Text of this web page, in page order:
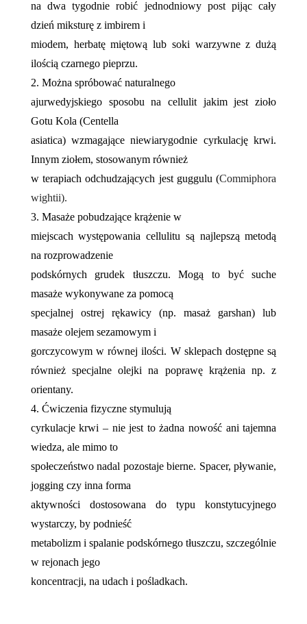
na dwa tygodnie robić jednodniowy post pijąc cały
dzień miksturę z imbirem i
miodem, herbatę miętową lub soki warzywne z dużą
ilością czarnego pieprzu.
2. Można spróbować naturalnego
ajurwedyjskiego sposobu na cellulit jakim jest zioło
Gotu Kola (Centella
asiatica) wzmagające niewiarygodnie cyrkulację krwi.
Innym ziołem, stosowanym również
w terapiach odchudzających jest guggulu (Commiphora
wightii).
3. Masaże pobudzające krążenie w
miejscach występowania cellulitu są najlepszą metodą
na rozprowadzenie
podskórnych grudek tłuszczu. Mogą to być suche
masaże wykonywane za pomocą
specjalnej ostrej rękawicy (np. masaż garshan) lub
masaże olejem sezamowym i
gorczycowym w równej ilości. W sklepach dostępne są
również specjalne olejki na poprawę krążenia np. z
orientany.
4. Ćwiczenia fizyczne stymulują
cyrkulacje krwi – nie jest to żadna nowość ani tajemna
wiedza, ale mimo to
społeczeństwo nadal pozostaje bierne. Spacer, pływanie,
jogging czy inna forma
aktywności dostosowana do typu konstytucyjnego
wystarczy, by podnieść
metabolizm i spalanie podskórnego tłuszczu, szczególnie
w rejonach jego
koncentracji, na udach i pośladkach.